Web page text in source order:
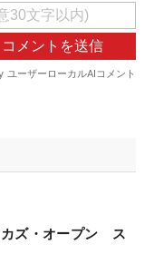
カズ・オープン ス